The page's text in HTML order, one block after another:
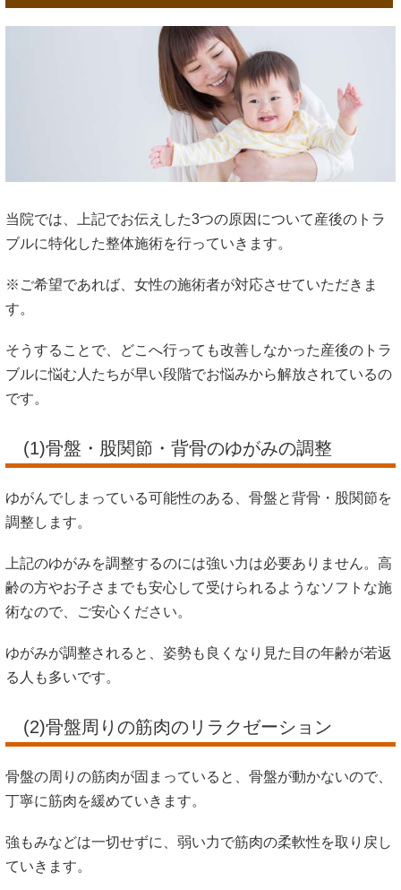
当院では、上記でお伝えした3つの原因について産後のトラ
ブルに特化した整体施術を行っていきます。
※ご希望であれば、女性の施術者が対応させていただきま
す。
そうすることで、どこへ行っても改善しなかった産後のトラ
ブルに悩む人たちが早い段階でお悩みから解放されているの
です。
(1)骨盤・股関節・背骨のゆがみの調整
ゆがんでしまっている可能性のある、骨盤と背骨・股関節を
調整します。
上記のゆがみを調整するのには強い力は必要ありません。高
齢の方やお子さまでも安心して受けられるようなソフトな施
術なので、ご安心ください。
ゆがみが調整されると、姿勢も良くなり見た目の年齢が若返
る人も多いです。
(2)骨盤周りの筋肉のリラクゼーション
骨盤の周りの筋肉が固まっていると、骨盤が動かないので、
丁寧に筋肉を緩めていきます。
強もみなどは一切せずに、弱い力で筋肉の柔軟性を取り戻し
ていきます。